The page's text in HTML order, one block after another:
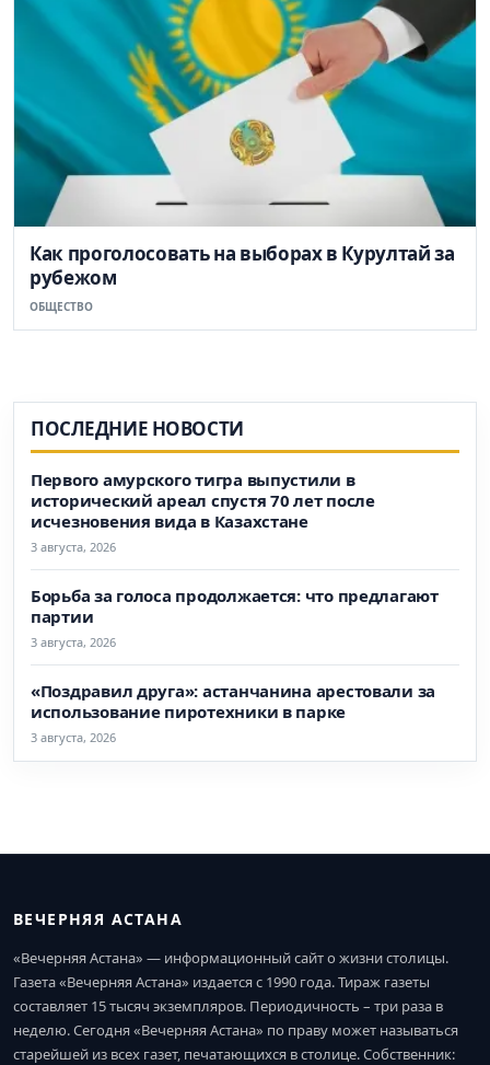
Как проголосовать на выборах в Курултай за
рубежом
ОБЩЕСТВО
ПОСЛЕДНИЕ НОВОСТИ
Первого амурского тигра выпустили в
исторический ареал спустя 70 лет после
исчезновения вида в Казахстане
3 августа, 2026
Борьба за голоса продолжается: что предлагают
партии
3 августа, 2026
«Поздравил друга»: астанчанина арестовали за
использование пиротехники в парке
3 августа, 2026
ВЕЧЕРНЯЯ АСТАНА
«Вечерняя Астана» — информационный сайт о жизни столицы.
Газета «Вечерняя Астана» издается с 1990 года. Тираж газеты
составляет 15 тысяч экземпляров. Периодичность – три раза в
неделю. Сегодня «Вечерняя Астана» по праву может называться
старейшей из всех газет, печатающихся в столице. Собственник: